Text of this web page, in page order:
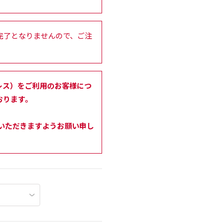
了となりませんので、ご注
）をご利用のお客様につ
ます。
ただきますようお願い申し